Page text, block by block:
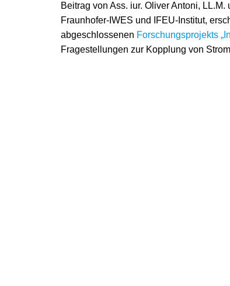
Beitrag von Ass. iur. Oliver Antoni,
Fraunhofer-IWES und IFEU-Institut,
abgeschlossenen Forschungsprojekts
Fragestellungen zur Kopplung von